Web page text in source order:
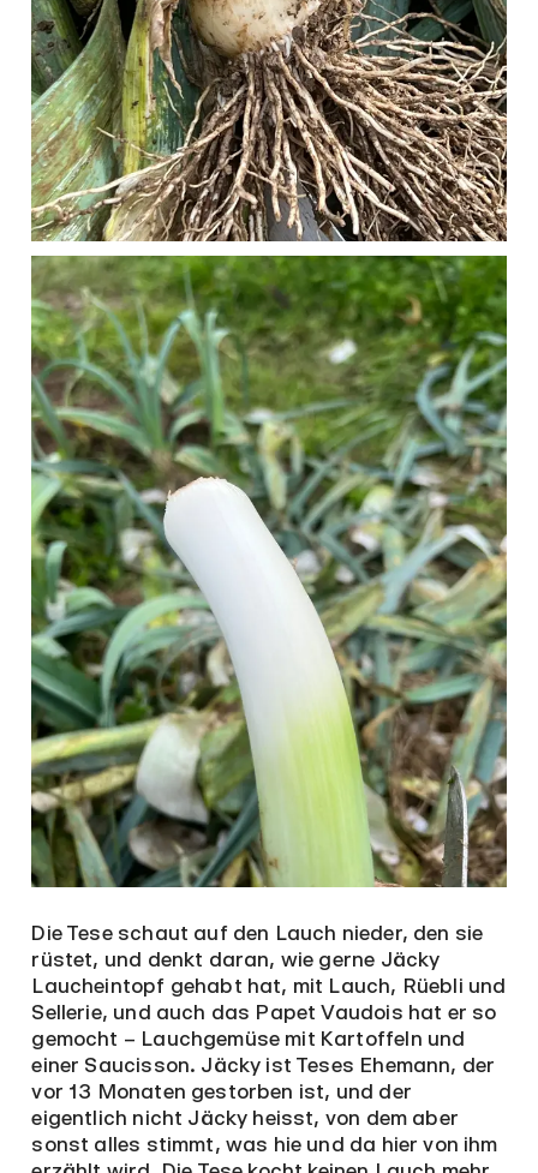
Die Tese schaut auf den Lauch nieder, den sie
rüstet, und denkt daran, wie gerne Jäcky
Laucheintopf gehabt hat, mit Lauch, Rüebli und
Sellerie, und auch das Papet Vaudois hat er so
gemocht – Lauchgemüse mit Kartoffeln und
einer Saucisson. Jäcky ist Teses Ehemann, der
vor 13 Monaten gestorben ist, und der
eigentlich nicht Jäcky heisst, von dem aber
sonst alles stimmt, was hie und da hier von ihm